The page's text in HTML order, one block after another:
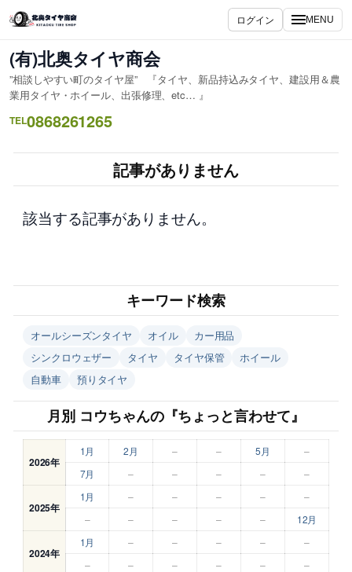
容
を
ス
キ
ッ
プ
ログイン MENU
(有)北奥タイヤ商会
”相談しやすい町のタイヤ屋” 『タイヤ、新品持込みタイヤ、建設用＆農
業用タイヤ・ホイール、出張修理、etc… 』
TEL0868261265
記事がありません
該当する記事がありません。
キーワード検索
オールシーズンタイヤ オイル
カー用品
シンクロウェザー
タイヤ タイヤ保管
ホイール
自動車
預りタイヤ
月別 コウちゃんの『ちょっと言わせて』
2026年
1月 2月 – – 5月
–
7月
– – – – –
2025年
1月 – – – –
–
–
– – – – 12月
2024年
1月 – – – –
–
–
– – – – –